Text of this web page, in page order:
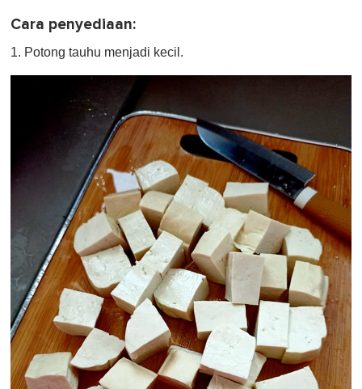
Cara penyediaan:
1. Potong tauhu menjadi kecil.